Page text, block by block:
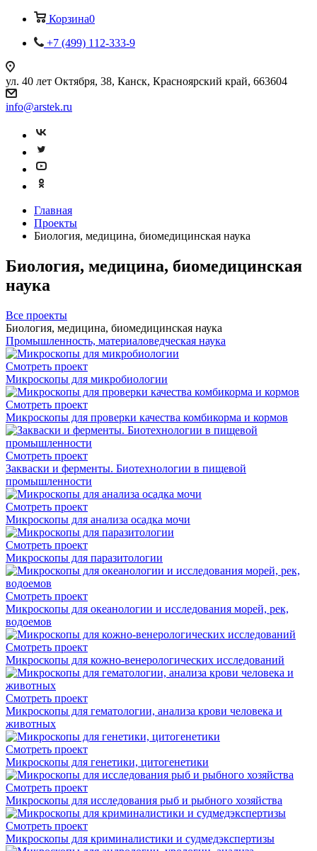
Корзина0
+7 (499) 112-333-9
ул. 40 лет Октября, 38, Канск, Красноярский край, 663604
info@arstek.ru
Главная
Проекты
Биология, медицина, биомедицинская наука
Биология, медицина, биомедицинская
наука
Все проекты
Биология, медицина, биомедицинская наука
Промышленность, материаловедческая наука
Смотреть проект
Микроскопы для микробиологии
Смотреть проект
Микроскопы для проверки качества комбикорма и кормов
Смотреть проект
Закваски и ферменты. Биотехнологии в пищевой
промышленности
Смотреть проект
Микроскопы для анализа осадка мочи
Смотреть проект
Микроскопы для паразитологии
Смотреть проект
Микроскопы для океанологии и исследования морей, рек,
водоемов
Смотреть проект
Микроскопы для кожно-венерологических исследований
Смотреть проект
Микроскопы для гематологии, анализа крови человека и
животных
Смотреть проект
Микроскопы для генетики, цитогенетики
Смотреть проект
Микроскопы для исследования рыб и рыбного хозяйства
Смотреть проект
Микроскопы для криминалистики и судмедэкспертизы